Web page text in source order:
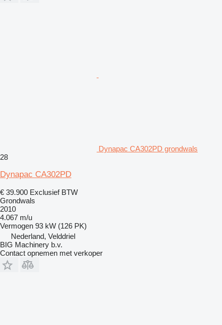
Dynapac CA302PD grondwals
28
Dynapac CA302PD
€ 39.900 Exclusief BTW
Grondwals
2010
4.067 m/u
Vermogen 93 kW (126 PK)
Nederland, Velddriel
BIG Machinery b.v.
Contact opnemen met verkoper